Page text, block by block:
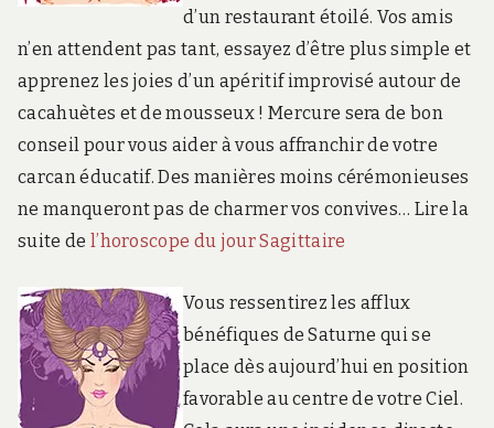
d’un restaurant étoilé. Vos amis
n’en attendent pas tant, essayez d’être plus simple et
apprenez les joies d’un apéritif improvisé autour de
cacahuètes et de mousseux ! Mercure sera de bon
conseil pour vous aider à vous affranchir de votre
carcan éducatif. Des manières moins cérémonieuses
ne manqueront pas de charmer vos convives… Lire la
suite de l’horoscope du jour Sagittaire
Vous ressentirez les afflux
bénéfiques de Saturne qui se
place dès aujourd’hui en position
favorable au centre de votre Ciel.